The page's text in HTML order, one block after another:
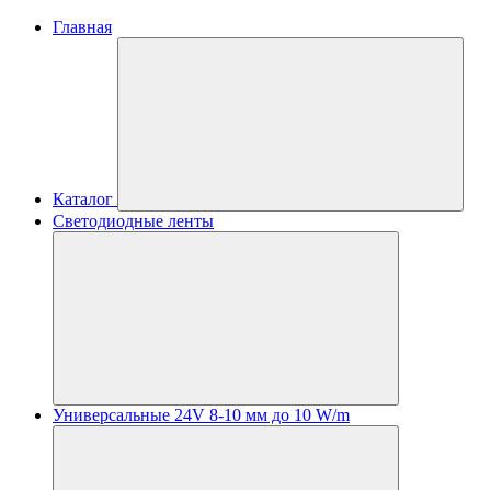
Главная
Каталог
Светодиодные ленты
Универсальные 24V 8-10 мм до 10 W/m